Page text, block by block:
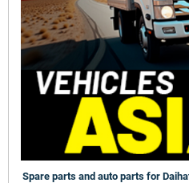
Spare parts and auto parts for